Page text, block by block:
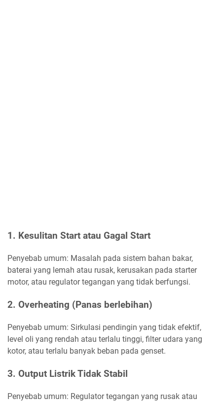
1. Kesulitan Start atau Gagal Start
Penyebab umum: Masalah pada sistem bahan bakar,
baterai yang lemah atau rusak, kerusakan pada starter
motor, atau regulator tegangan yang tidak berfungsi.
2. Overheating (Panas berlebihan)
Penyebab umum: Sirkulasi pendingin yang tidak efektif,
level oli yang rendah atau terlalu tinggi, filter udara yang
kotor, atau terlalu banyak beban pada genset.
3. Output Listrik Tidak Stabil
Penyebab umum: Regulator tegangan yang rusak atau